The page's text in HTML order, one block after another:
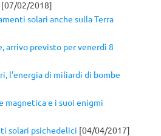
[07/02/2018]
solari anche sulla Terra
arrivo previsto per venerdì 8
l’energia di miliardi di bombe
magnetica e i suoi enigmi
solari psichedelici [04/04/2017]